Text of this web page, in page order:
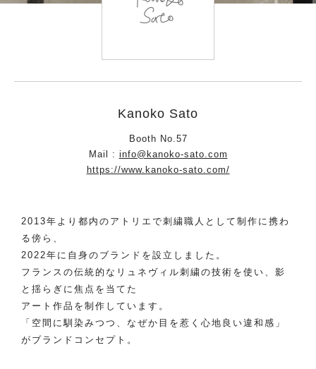
Kanoko Sato
Booth No.57
Mail : info@kanoko-sato.com
https://www.kanoko-sato.com/
2013年より都内のアトリエで刺繍職人として制作に携わ
る傍ら、
2022年に自身のブランドを設立しました。
フランスの伝統的なリュネヴィル刺繍の技術を使い、影
と揺らぎに焦点を当てた
アート作品を制作しています。
「空間に馴染みつつ、なぜか目を惹く心地良い違和感」
がブランドコンセプト。